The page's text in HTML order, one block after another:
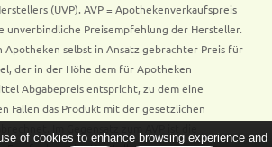
(UVP). AVP = Apothekenverkaufspreis
unverbindliche Preisempfehlung der Hersteller.
Apotheken selbst in Ansatz gebrachter Preis für
der in der Höhe dem für Apotheken
Abgabepreis entspricht, zu dem eine
Fällen das Produkt mit der gesetzlichen
of cookies to enhance browsing experience and